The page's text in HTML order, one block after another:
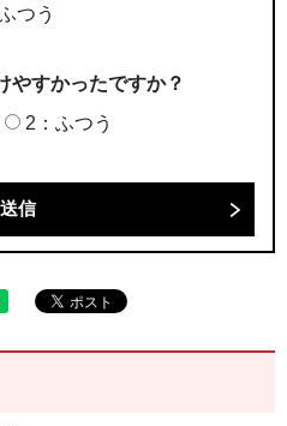
つう
やすかったですか？
2：ふつう